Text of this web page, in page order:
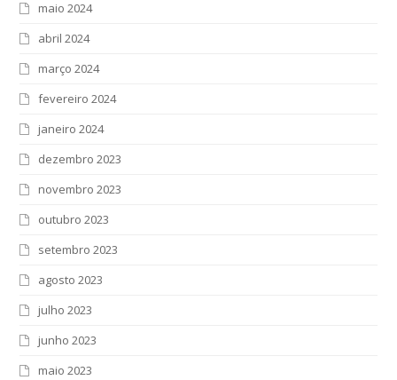
maio 2024
abril 2024
março 2024
fevereiro 2024
janeiro 2024
dezembro 2023
novembro 2023
outubro 2023
setembro 2023
agosto 2023
julho 2023
junho 2023
maio 2023